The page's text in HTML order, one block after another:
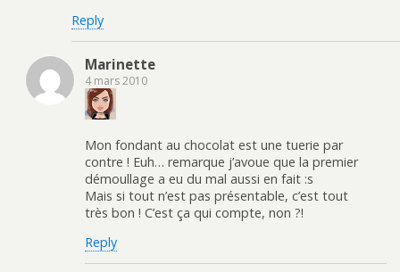
Reply
Marinette
4 mars 2010
Mon fondant au chocolat est une tuerie par
contre ! Euh… remarque j’avoue que la premier
démoullage a eu du mal aussi en fait :s
Mais si tout n’est pas présentable, c’est tout
très bon ! C’est ça qui compte, non ?!
Reply